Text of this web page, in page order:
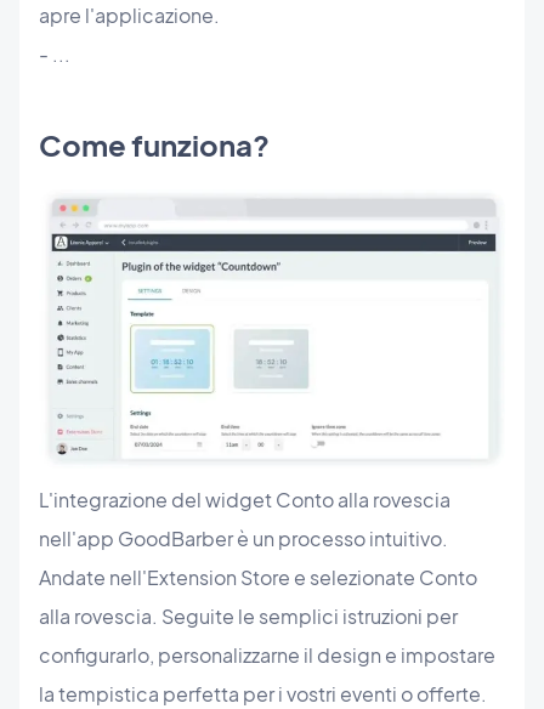
apre l'applicazione.
- ...
Come funziona?
L'integrazione del widget Conto alla rovescia
nell'app GoodBarber è un processo intuitivo.
Andate nell'Extension Store e selezionate Conto
alla rovescia. Seguite le semplici istruzioni per
configurarlo, personalizzarne il design e impostare
la tempistica perfetta per i vostri eventi o offerte.